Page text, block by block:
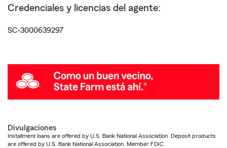
Credenciales y licencias del agente:
SC-3000639297
Divulgaciones
Installment loans are offered by U.S. Bank National Association. Deposit products
are offered by U.S. Bank National Association. Member FDIC.